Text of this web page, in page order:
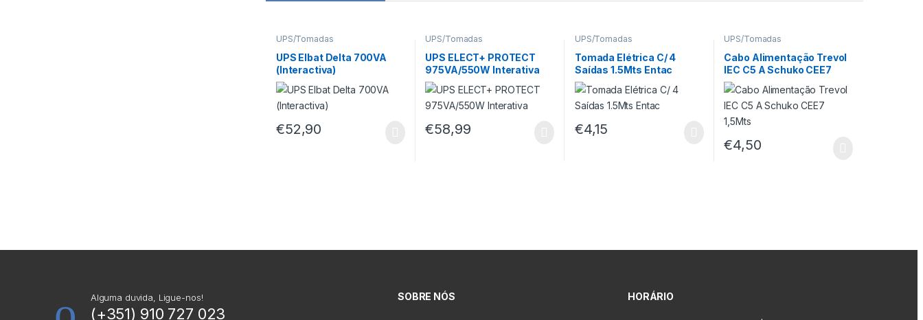
UPS/Tomadas
UPS Elbat Delta 700VA
(Interactiva)
€52,90
UPS/Tomadas
UPS ELECT+ PROTECT
975VA/550W Interativa
€58,99
UPS/Tomadas
Tomada Elétrica C/ 4
Saídas 1.5Mts Entac
€4,15
UPS/Tomadas
Cabo Alimentação Trevol
IEC C5 A Schuko CEE7
1,5Mts
€4,50
Alguma duvida, Ligue-nos!
(+351) 910 727 023
SOBRE NÓS HORÁRIO